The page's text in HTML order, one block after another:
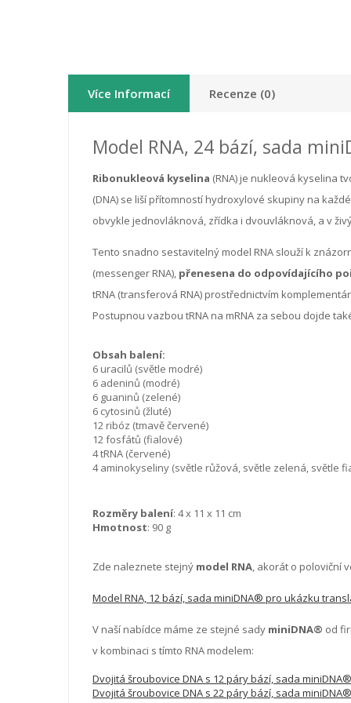
Více Informací Recenze (0)
Model RNA, 24 bází, sada
Ribonukleová kyselina (RNA) je nukleová kyselina
(DNA) se liší přítomností hydroxylové skupiny na
obvykle jednovláknová, zřídka i dvouvláknová, a v
Tento snadno sestavitelný model RNA slouží k
(messenger RNA), přenesena do odpovídajícího
tRNA (transferová RNA) prostřednictvím
Postupnou vazbou tRNA na mRNA za sebou dojde
Obsah balení:
6 uracilů (světle modré)
6 adeninů (modré)
6 guaninů (zelené)
6 cytosinů (žluté)
12 ribóz (tmavě červené)
12 fosfátů (fialové)
4 tRNA (červené)
4 aminokyseliny (světle růžová, světle zelená, světle
Rozměry balení: 4 x 11 x 11 cm
Hmotnost: 90 g
Zde naleznete stejný model RNA , akorát o poloviční
Model RNA, 12 bází, sada miniDNA® pro ukázku
V naší nabídce máme ze stejné sady miniDNA® od
v kombinaci s tímto RNA modelem:
Dvojitá šroubovice DNA s 12 páry bází, sada miniDNA®
Dvojitá šroubovice DNA s 22 páry bází, sada miniDNA®